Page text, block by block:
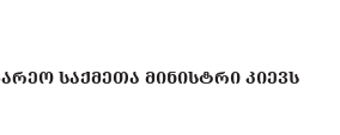
ᲡᲐᲥᲛᲔᲗᲐ ᲛᲘᲜᲘᲡᲢᲠᲘ ᲙᲘᲔᲕᲡ